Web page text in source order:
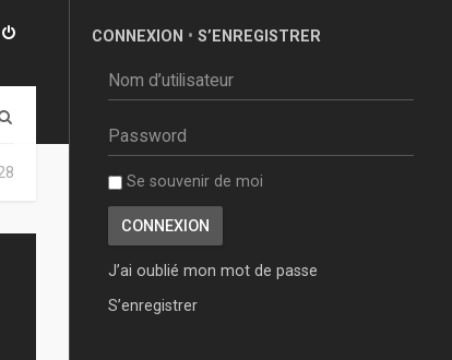
CONNEXION • S’ENREGISTRER
Se souvenir de moi
J’ai oublié mon mot de passe
S’enregistrer